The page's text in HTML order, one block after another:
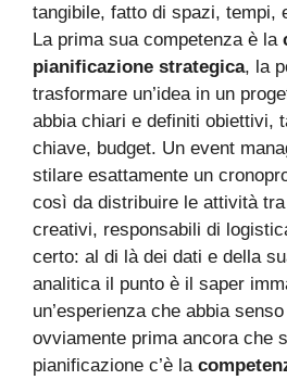
tangibile, fatto di spazi, tempi,
La prima sua competenza è la
pianificazione strategica, la
trasformare un’idea in un
abbia chiari e definiti obiettivi,
chiave, budget. Un event
stilare esattamente un
così da distribuire le attività
creativi, responsabili di
certo: al di là dei dati e della
analitica il punto è il saper
un’esperienza che abbia
ovviamente prima ancora che
pianificazione c’è la